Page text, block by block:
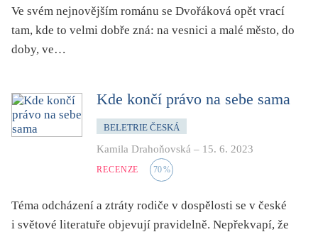
Ve svém nejnovějším románu se Dvořáková opět vrací
tam, kde to velmi dobře zná: na vesnici a malé město, do
doby, ve…
Kde končí právo na sebe sama
BELETRIE ČESKÁ
Kamila Drahoňovská – 15. 6. 2023
RECENZE 70%
Téma odcházení a ztráty rodiče v dospělosti se v české
i světové literatuře objevují pravidelně. Nepřekvapí, že